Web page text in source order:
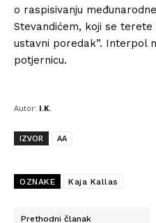
o raspisivanju
Stevandićem, koji se
ustavni poredak”. Interpol
potjernicu.
Autor: I.K.
IZVOR AA
OZNAKE Kaja Kallas
Prethodni članak